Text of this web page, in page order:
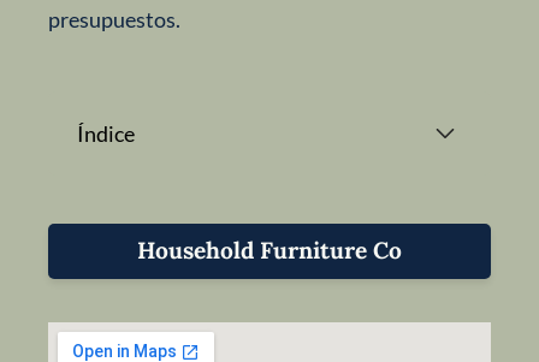
presupuestos.
Índice
Household Furniture Co